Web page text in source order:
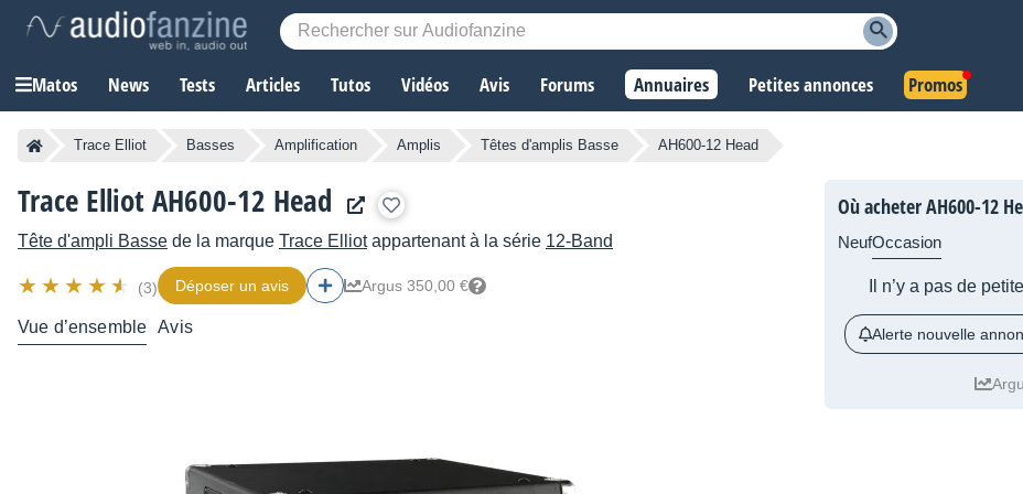
Matos News Tests Articles Tutos Vidéos Avis Forums Annuaires Petites annonces Promos
Trace Elliot Basses Amplification Amplis Têtes d'amplis Basse AH600-12 Head
Trace Elliot AH600-12 Head
Tête d'ampli Basse de la marque Trace Elliotappartenant à la série 12-Band
(3) Déposer un avis Argus 350,00 €
Vue d’ensemble Avis
Où acheter AH600-12
NeufOccasion
Il n’y a pas de
Alerte nouvelle